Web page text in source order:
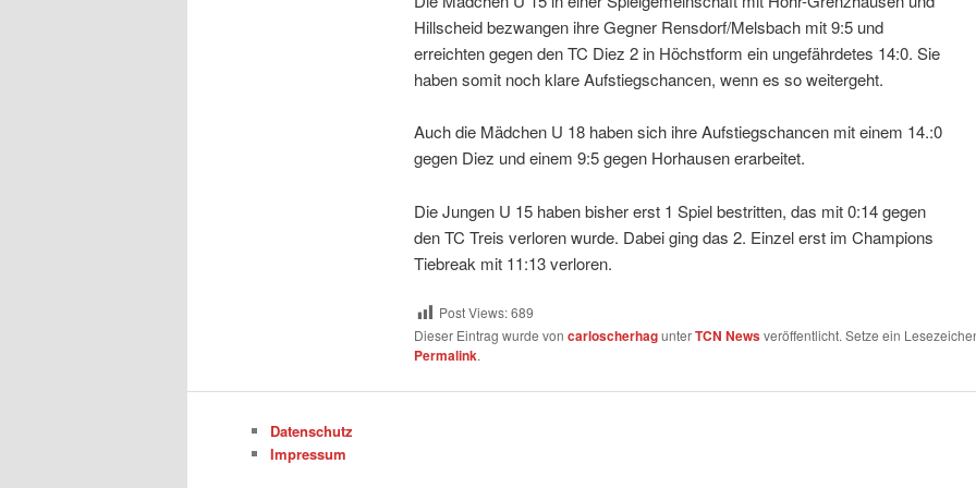
Hillscheid bezwangen ihre Gegner Rensdorf/Melsbach mit 9:5 und
erreichten gegen den TC Diez 2 in Höchstform ein ungefährdetes 14:0. Sie
haben somit noch klare Aufstiegschancen, wenn es so weitergeht.
Auch die Mädchen U 18 haben sich ihre Aufstiegschancen mit einem 14.:0
gegen Diez und einem 9:5 gegen Horhausen erarbeitet.
Die Jungen U 15 haben bisher erst 1 Spiel bestritten, das mit 0:14 gegen
den TC Treis verloren wurde. Dabei ging das 2. Einzel erst im Champions
Tiebreak mit 11:13 verloren.
Post Views:689
Dieser Eintrag wurde von carloscherhagunterTCN Newsveröffentlicht. Setze ein
Permalink.
Datenschutz
Impressum